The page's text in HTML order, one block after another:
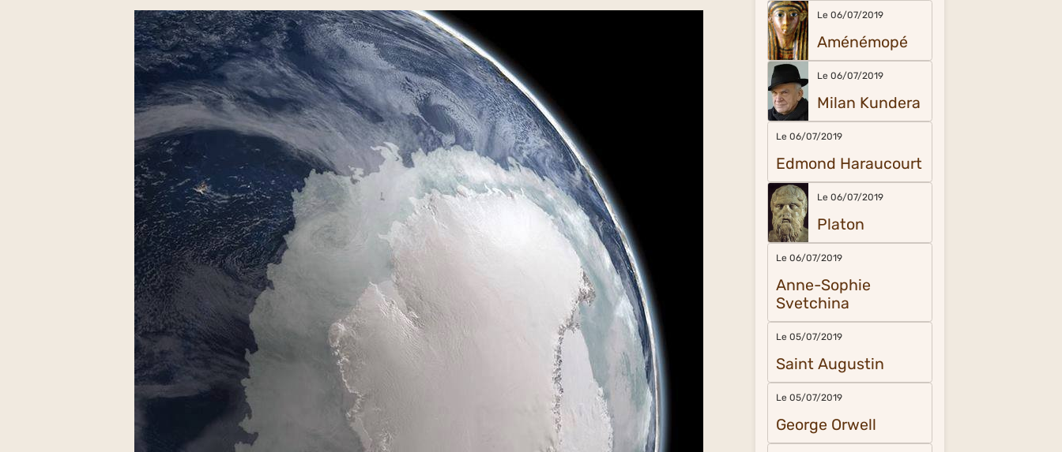
Le 06/07/2019
Aménémopé
Le 06/07/2019
Milan Kundera
Le 06/07/2019
Edmond Haraucourt
Le 06/07/2019
Platon
Le 06/07/2019
Anne-Sophie
Svetchina
Le 05/07/2019
Saint Augustin
Le 05/07/2019
George Orwell